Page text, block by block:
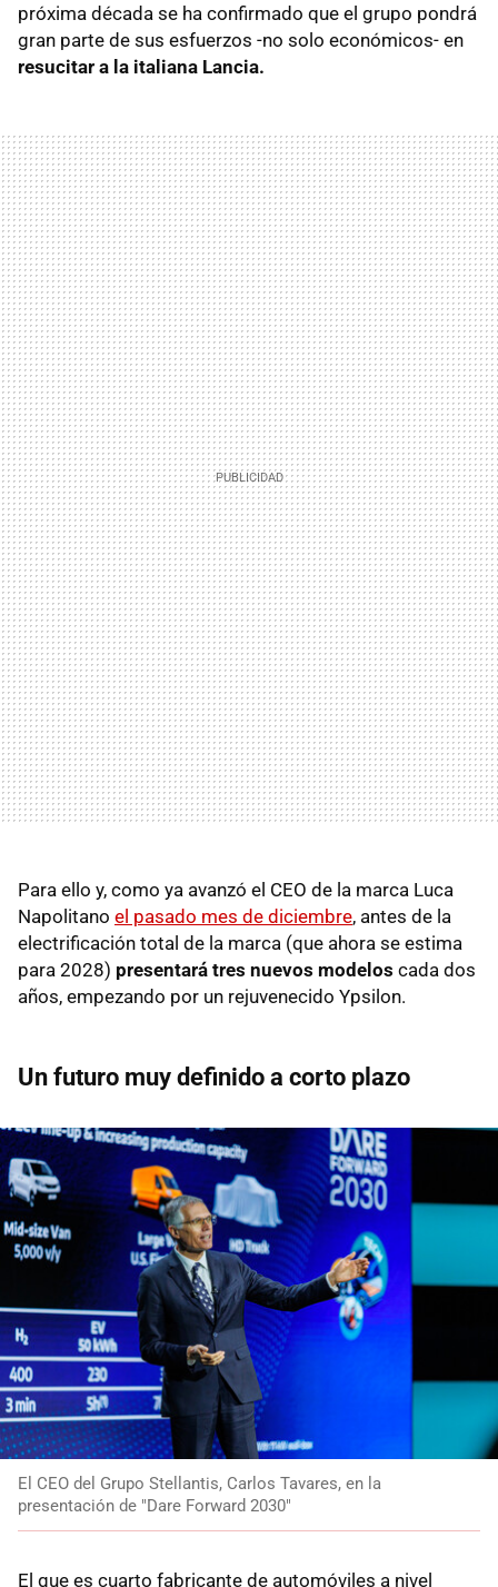
próxima década se ha confirmado que el grupo pondrá
gran parte de sus esfuerzos -no solo económicos- en
resucitar a la italiana Lancia.
Para ello y, como ya avanzó el CEO de la marca Luca
Napolitano el pasado mes de diciembre, antes de la
electrificación total de la marca (que ahora se estima
para 2028) presentará tres nuevos modelos cada dos
años, empezando por un rejuvenecido Ypsilon.
Un futuro muy definido a corto plazo
El CEO del Grupo Stellantis, Carlos Tavares, en la
presentación de "Dare Forward 2030"
El que es cuarto fabricante de automóviles a nivel